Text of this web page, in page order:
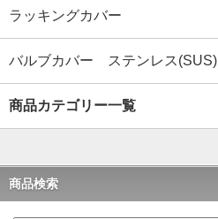
ラッキングカバー
バルブカバー ステンレス(SUS)
商品カテゴリー一覧
商品検索